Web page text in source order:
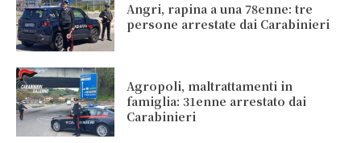
Angri, rapina a una 78enne: tre
persone arrestate dai Carabinieri
Agropoli, maltrattamenti in
famiglia: 31enne arrestato dai
Carabinieri